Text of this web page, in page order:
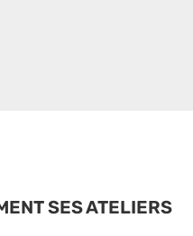
SES ATELIERS